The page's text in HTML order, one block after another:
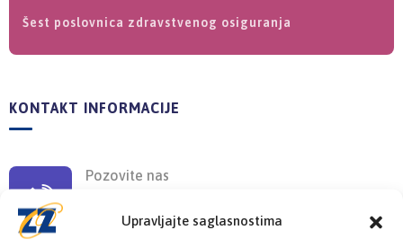
Upravljajte saglasnostima
Šest poslovnica zdravstvenog osiguranja
KONTAKT INFORMACIJE
Pozovite nas
+387 33 725 257